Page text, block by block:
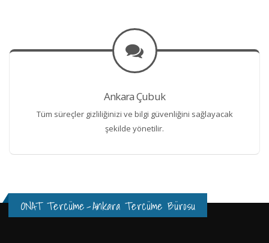
Ankara Çubuk
Tüm süreçler gizliliğinizi ve bilgi güvenliğini sağlayacak
şekilde yönetilir.
ONAT Tercüme-Ankara Tercüme Bürosu